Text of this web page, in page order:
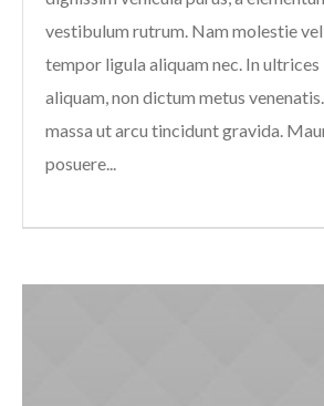
vestibulum rutrum. Nam molestie
tempor ligula aliquam nec. In ultrices
aliquam, non dictum metus
massa ut arcu tincidunt gravida.
posuere...